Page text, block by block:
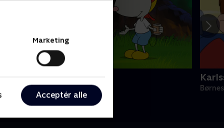
Marketing
Acceptér alle
& Myggen
• 1 sæsoner